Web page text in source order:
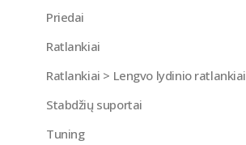
Priedai
Ratlankiai
Ratlankiai > Lengvo lydinio ratlankiai
Stabdžių suportai
Tuning